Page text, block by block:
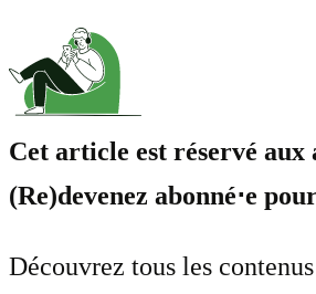
Cet article est réservé aux
(Re)devenez abonné⋅e
Découvrez tous les